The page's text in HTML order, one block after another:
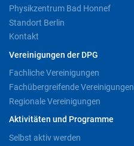
Physikzentrum Bad Honnef
Standort Berlin
Kontakt
Vereinigungen der DPG
Fachliche Vereinigungen
Fachübergreifende Vereinigungen
Regionale Vereinigungen
Aktivitäten und Programme
Selbst aktiv werden